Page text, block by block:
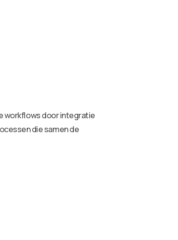
workflows door integratie
die samen de